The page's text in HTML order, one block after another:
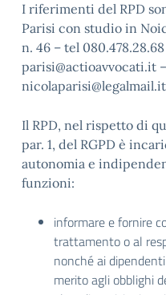
I riferimenti del RPD
Parisi con studio in
n. 46 – tel
parisi@actioavvocati.it
Il RPD, nel rispetto di
par. 1, del RGPD è
autonomia e
funzioni:
informare e fornire
trattamento o al
nonché ai
merito agli obblighi